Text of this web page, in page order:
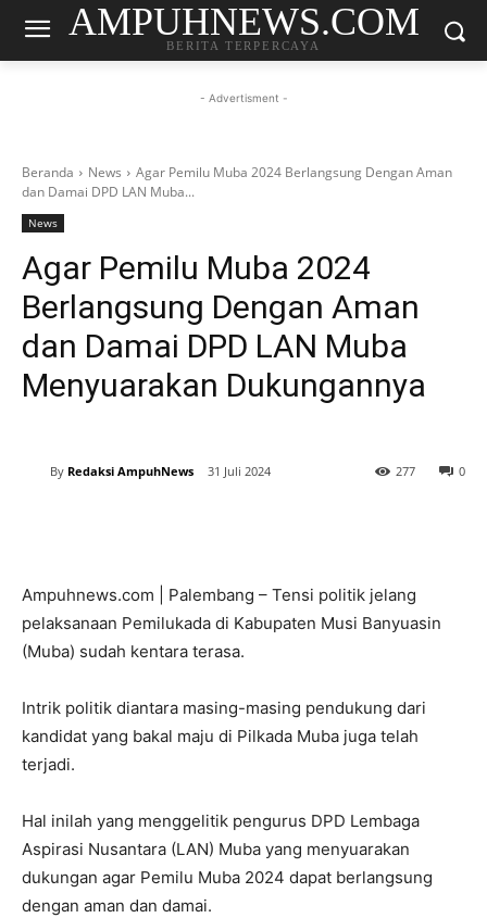
AMPUHNEWS.COM
BERITA TERPERCAYA
- Advertisment -
Beranda News
Agar Pemilu Muba 2024 Berlangsung Dengan Aman
dan Damai DPD LAN Muba...
News
Agar Pemilu Muba 2024
Berlangsung Dengan Aman
dan Damai DPD LAN Muba
Menyuarakan Dukungannya
By Redaksi AmpuhNews 31 Juli 2024 0
277
Ampuhnews.com | Palembang – Tensi politik jelang
pelaksanaan Pemilukada di Kabupaten Musi Banyuasin
(Muba) sudah kentara terasa.
Intrik politik diantara masing-masing pendukung dari
kandidat yang bakal maju di Pilkada Muba juga telah
terjadi.
Hal inilah yang menggelitik pengurus DPD Lembaga
Aspirasi Nusantara (LAN) Muba yang menyuarakan
dukungan agar Pemilu Muba 2024 dapat berlangsung
dengan aman dan damai.